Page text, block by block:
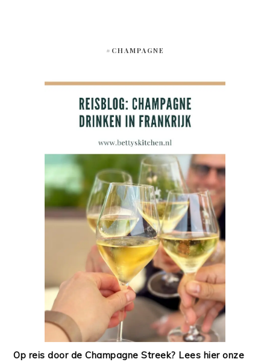
#CHAMPAGNE
Op reis door de Champagne Streek? Lees hier onze